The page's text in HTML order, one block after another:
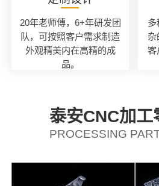
20年老师傅，6+年研发团
队，可按照客户需求制造
外观精美内在高精的成
品。
多
杂
客
泰安CNC加工
PROCESSING